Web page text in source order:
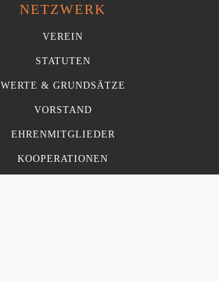
NETZWERK
VEREIN
STATUTEN
WERTE & GRUNDSÄTZE
VORSTAND
EHRENMITGLIEDER
KOOPERATIONEN